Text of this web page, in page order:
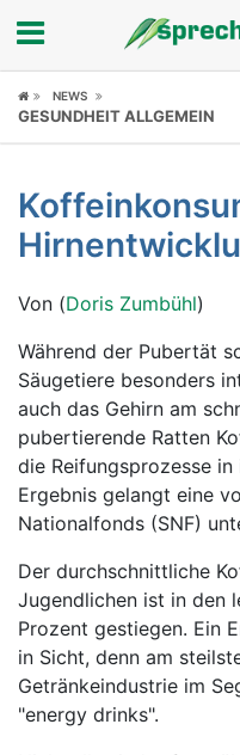
Fokus
Symptome
Ratgeber
Rubriken
NEWS
GESUNDHEIT ALLGEMEIN
Von (Doris Zumbühl)
Während der Pubertät
Säugetiere besonders
auch das Gehirn am
pubertierende Ratten
die Reifungsprozesse
Ergebnis gelangt eine
Nationalfonds (SNF)
Der durchschnittliche
Jugendlichen ist in den
Prozent gestiegen. Ein
in Sicht, denn am
Getränkeindustrie im
"energy drinks".